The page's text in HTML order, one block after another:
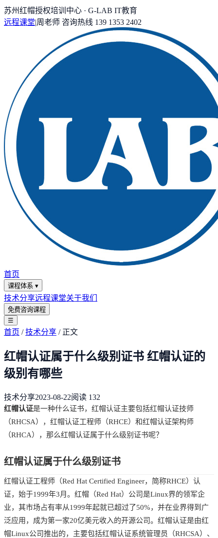
苏州红帽授权培训中心 · G-LAB IT教育
远程课堂|周老师 咨询热线 139 1353 2402
首页
课程体系 ▾
技术分享远程课堂关于我们
免费咨询课程
☰
首页 /技术分享 / 正文
红帽认证属于什么级别证书 红帽认证的
级别有哪些
技术分享2023-08-22阅读 132
红帽认证是一种什么证书，红帽认证主要包括红帽认证技师
（RHCSA），红帽认证工程师（RHCE）和红帽认证架构师
（RHCA），那么红帽认证属于什么级别证书呢？
红帽认证属于什么级别证书
红帽认证工程师（Red Hat Certified Engineer，简称RHCE）认
证，始于1999年3月。红帽（Red Hat）公司是Linux界的领军企
业，其市场占有率从1999年起就已超过了50%，并在业界得到广
泛应用，成为第一家20亿美元收入的开源公司。红帽认证是由红
帽Linux公司推出的，主要包括红帽认证系统管理员（RHCSA）、